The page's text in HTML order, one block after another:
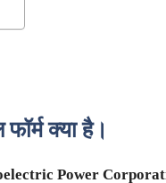
क्याहै।
Power